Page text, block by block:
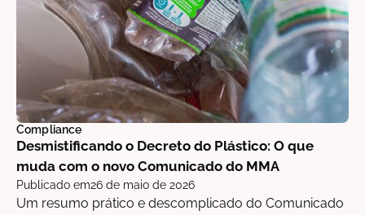
Compliance
Desmistificando o Decreto do Plástico: O que
muda com o novo Comunicado do MMA
Publicado em26 de maio de 2026
Um resumo prático e descomplicado do Comunicado